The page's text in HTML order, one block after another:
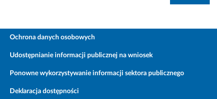
Ochrona danych osobowych
Udostępnianie informacji publicznej na wniosek
Ponowne wykorzystywanie informacji sektora publicznego
Deklaracja dostępności